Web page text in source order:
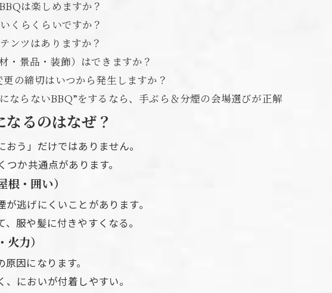
は楽しめますか？
くらくらいですか？
ンツはありますか？
・景品・装飾）はできますか？
の締切はいつから発生しますか？
ならないBBQ”をするなら、手ぶら＆分煙の会場選びが正解
るのはなぜ？
おう」だけではありません。
か共通点があります。
・囲い）
逃げにくいことがあります。
服や髪に付きやすくなる。
力）
因になります。
においが付着しやすい。